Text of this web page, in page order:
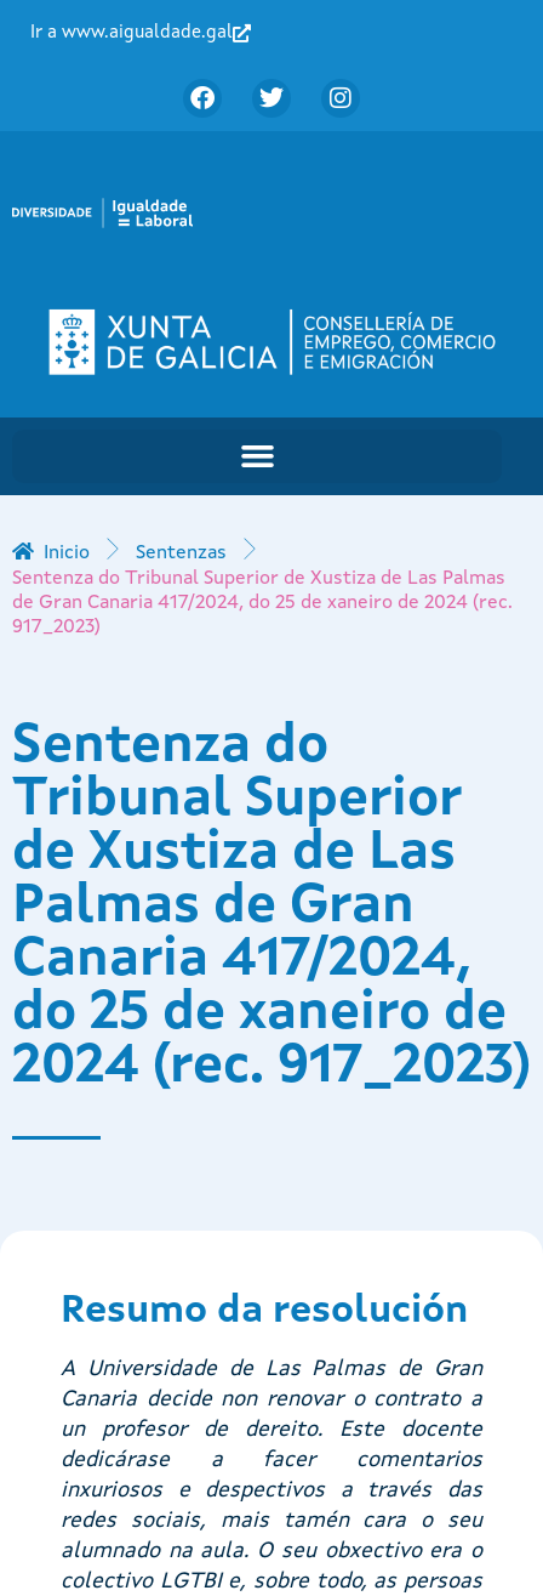
Ir a www.aigualdade.gal
Inicio
Sentenzas
Sentenza do Tribunal Superior de Xustiza de Las Palmas
de Gran Canaria 417/2024, do 25 de xaneiro de 2024 (rec.
917_2023)
Sentenza do
Tribunal Superior
de Xustiza de Las
Palmas de Gran
Canaria 417/2024,
do 25 de xaneiro de
2024 (rec. 917_2023)
Resumo da resolución
A Universidade de Las Palmas de Gran
Canaria decide non renovar o contrato a
un profesor de dereito. Este docente
dedicárase a facer comentarios
inxuriosos e despectivos a través das
redes sociais, mais tamén cara o seu
alumnado na aula. O seu obxectivo era o
colectivo LGTBI e, sobre todo, as persoas